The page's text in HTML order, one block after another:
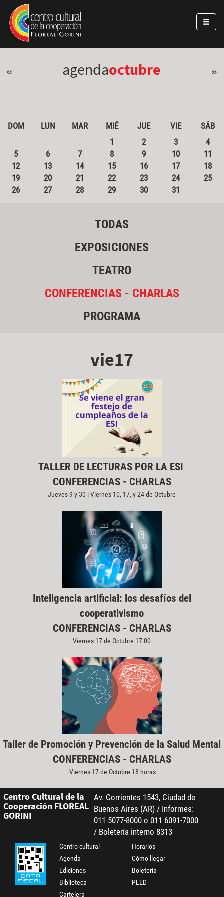
Pasar al contenido principal
Jump to main content
« agendaoctubre »
DOM LUN MAR MIÉ JUE VIE
SÁB
1
2 3
4
5
6 7 8 9 10
11
12
13 14 15 16 17
18
19
20 21 22 23 24
25
26
27 28 29 30 31
TODAS
EXPOSICIONES
TEATRO
CONFERENCIAS - CHARLAS
PROGRAMA
vie17
TALLER DE LECTURAS POR LA ESI
CONFERENCIAS - CHARLAS
Jueves 9 y 30 | Viernes 10, 17, y 24 de Octubre
Inteligencia artificial: los desafíos del
cooperativismo
CONFERENCIAS - CHARLAS
Viernes 17 de Octubre 17:00
Taller de Promoción y Prevención de la Salud Mental
CONFERENCIAS - CHARLAS
Viernes 17 de Octubre 18 horas
Centro Cultural de la
Cooperación FLOREAL
GORINI
Av. Corrientes 1543, Ciudad de
Buenos Aires (AR) / Informes:
011 5077-8000 o 011 6091-7000
/ Boletería interno 8313
Centro cultural
Agenda
Ediciones
Biblioteca
Cartelera
Horarios
Cómo llegar
Boletería
PLED